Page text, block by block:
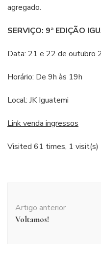
agregado.
SERVIÇO: 9ª EDIÇÃO
Data: 21 e 22 de outubro
Horário: De 9h às 19h
Local: JK Iguatemi
Link venda ingressos
Visited 61 times, 1 visit(s)
post
Artigo anterior
Voltamos!